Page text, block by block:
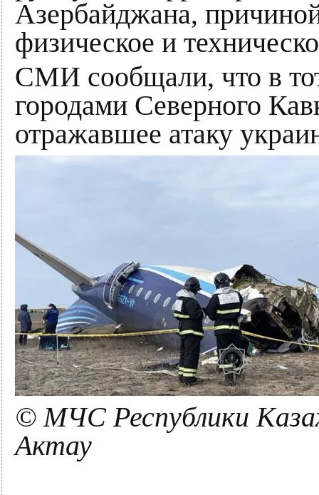
Азербайджана,
физическое и
СМИ сообщали, что в
городами Северного
отражавшее атаку
© МЧС Республики
Актау